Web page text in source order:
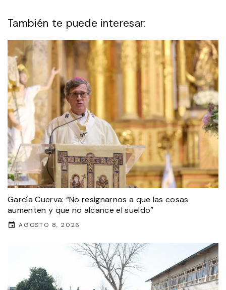
También te puede interesar:
García Cuerva: “No resignarnos a que las cosas
aumenten y que no alcance el sueldo”
AGOSTO 8, 2026